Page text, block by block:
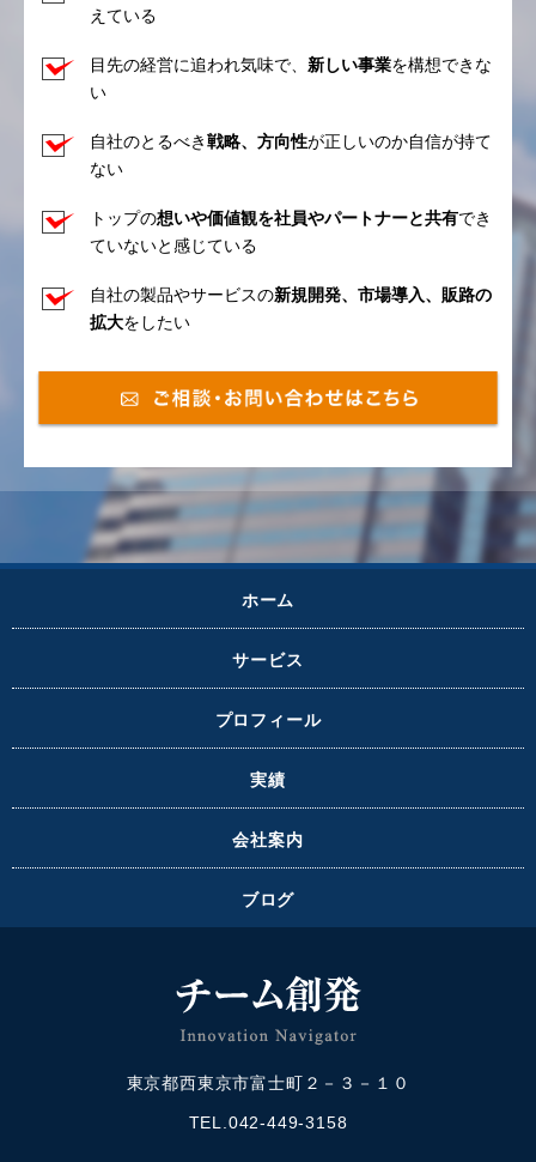
えている
目先の経営に追われ気味で、 新しい事業を構想できな
い
自社のとるべき戦略、方向性が正しいのか自信が持て
ない
トップの想いや価値観を社員やパートナーと共有でき
ていないと感じている
自社の製品やサービスの新規開発、市場導入、販路の
拡大をしたい
ホーム
サービス
プロフィール
実績
会社案内
ブログ
東京都西東京市富士町２－３－１０
TEL.042-449-3158